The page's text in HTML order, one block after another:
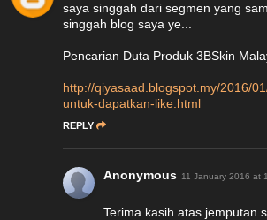
saya singgah dari segmen yang
singgah blog saya ye...
Pencarian Duta Produk 3BSkin
http://qiyasaad.blogspot.my/2016/
untuk-dapatkan-like.html
REPLY
Anonymous 11 January 2016 at
Terima kasih atas jemputan